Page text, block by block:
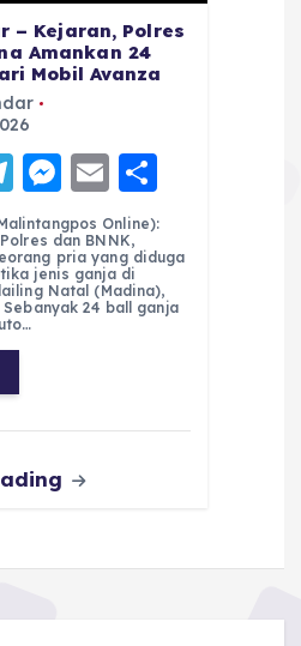
– Kejaran, Polres
Amankan 24
Mobil Avanza
T
el
e
g
r
a
m
M
e
ss
e
n
E
m
ai
l
h
a
re
Online):
dan BNNK,
pria yang diduga
jenis ganja di
Natal (Madina),
24 ball ganja